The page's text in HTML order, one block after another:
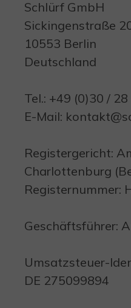
Schlürf GmbH
Sickingenstraße
10553 Berlin
Deutschland
Tel.: +49 (0)30 /
E-Mail:
Registergericht:
Charlottenburg
Registernummer:
Geschäftsführer:
Umsatzsteuer-
DE 275099894